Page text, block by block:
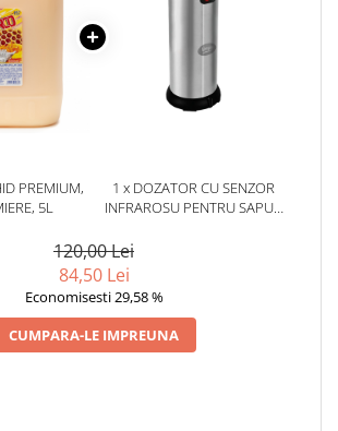
PREMIUM,
5L
1 x DOZATOR CU SENZOR
INFRAROSU PENTRU SAPUN
120,00 Lei
84,50 Lei
Economisesti 29,58 %
CUMPARA-LE IMPREUNA